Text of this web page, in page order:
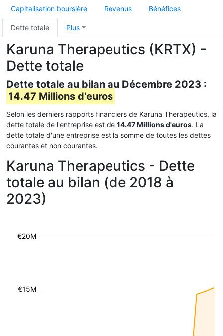
Capitalisation boursière Revenus Bénéfices
Dette totale Plus
Karuna Therapeutics (KRTX) -
Dette totale
Dette totale au bilan au Décembre 2023 :
14.47 Millions d'euros
Selon les derniers rapports financiers de Karuna Therapeutics, la
dette totale de l'entreprise est de 14.47 Millions d'euros. La
dette totale d'une entreprise est la somme de toutes les dettes
courantes et non courantes.
Karuna Therapeutics - Dette
totale au bilan (de 2018 à
2023)
€15M
€20M